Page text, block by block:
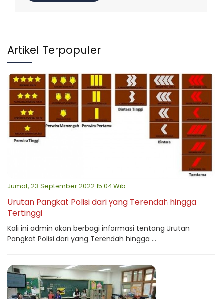
Artikel Terpopuler
Jumat, 23 September 2022 15:04 Wib
Urutan Pangkat Polisi dari yang Terendah hingga
Tertinggi
Kali ini admin akan berbagi informasi tentang Urutan
Pangkat Polisi dari yang Terendah hingga ...